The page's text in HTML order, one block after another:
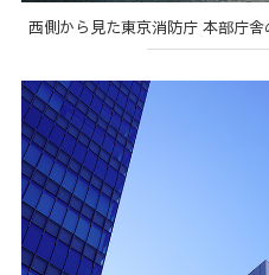
西側から見た東京消防庁 本部庁舎